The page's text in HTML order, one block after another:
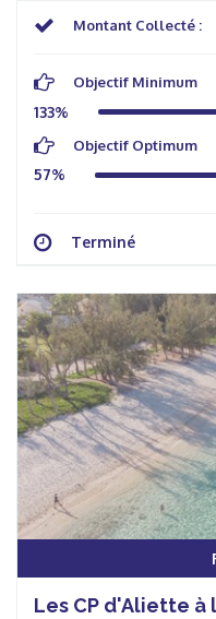
Montant Collecté :
Objectif Minimum
133%
Objectif Optimum
57%
Terminé
Les CP d'Aliette